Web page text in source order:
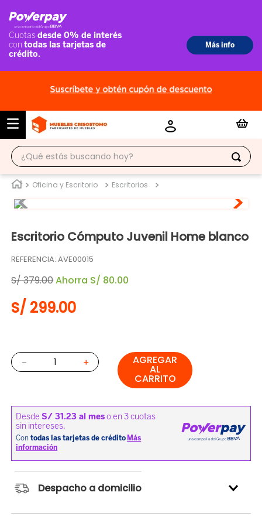
¿Qué estás buscando hoy?
Oficina y Escritorio Escritorios
Escritorio Cómputo Juvenil Home blanco
REFERENCIA:AVE00015
S/379.00Ahorra S/ 80.00
S/ 299.00
＋
－ AGREGAR
AL
CARRITO
Despacho a domicilio
TÉRMINOS MÁS BUSCADOS